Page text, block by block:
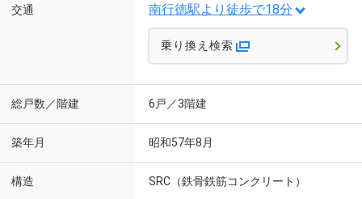
交通 南行徳駅より徒歩で18分
乗り換え検索
総戸数／階建 6戸／3階建
築年月 昭和57年8月
構造 SRC（鉄骨鉄筋コンクリート）